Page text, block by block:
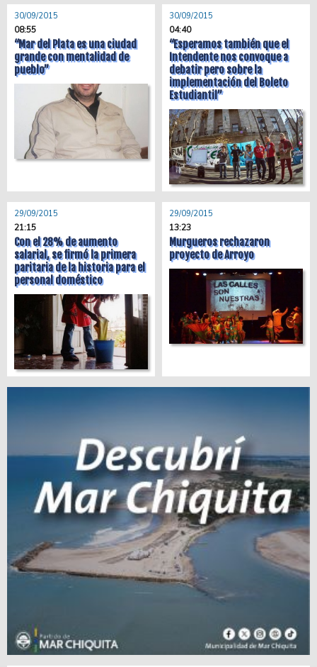
30/09/2015
08:55
“Mar del Plata es una ciudad
grande con mentalidad de
pueblo”
30/09/2015
04:40
“Esperamos también que el
Intendente nos convoque a
debatir pero sobre la
implementación del Boleto
Estudiantil”
29/09/2015
21:15
Con el 28% de aumento
salarial, se firmó la primera
paritaria de la historia para el
personal doméstico
29/09/2015
13:23
Murgueros rechazaron
proyecto de Arroyo